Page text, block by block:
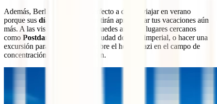
Además, Berlín es un lugar perfecto a donde viajar en verano
porque sus días largos
te permitirán aprovechar tus vacaciones aún
más. A las visitas de la ciudad puedes añadirle lugares cercanos
como Postdam
, una preciosa ciudad de corte imperial, o hacer una
excursión para aprender más sobre el horror nazi en el campo de
concentración de Sachsenhausen.